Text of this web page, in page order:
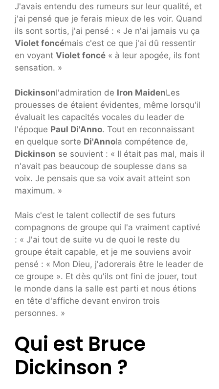
J'avais entendu des rumeurs sur leur qualité, et
j'ai pensé que je ferais mieux de les voir. Quand
ils sont sortis, j'ai pensé : « Je n'ai jamais vu ça
Violet foncémais c'est ce que j'ai dû ressentir
en voyant Violet foncé « à leur apogée, ils font
sensation. »
Dickinsonl'admiration de Iron MaidenLes
prouesses de étaient évidentes, même lorsqu'il
évaluait les capacités vocales du leader de
l'époque Paul Di'Anno. Tout en reconnaissant
en quelque sorte Di'Annola compétence de,
Dickinson se souvient : « Il était pas mal, mais il
n'avait pas beaucoup de souplesse dans sa
voix. Je pensais que sa voix avait atteint son
maximum. »
Mais c'est le talent collectif de ses futurs
compagnons de groupe qui l'a vraiment captivé
: « J'ai tout de suite vu de quoi le reste du
groupe était capable, et je me souviens avoir
pensé : « Mon Dieu, j'adorerais être le leader de
ce groupe ». Et dès qu'ils ont fini de jouer, tout
le monde dans la salle est parti et nous étions
en tête d'affiche devant environ trois
personnes. »
Qui est Bruce
Dickinson ?